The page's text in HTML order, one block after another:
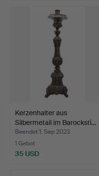
Kerzenhalter aus
Silbermetall im Barocksti…
Beendet 1. Sep 2023
1 Gebot
35 USD